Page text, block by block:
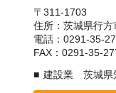
〒311-1703
住所：茨城県行方
電話：0291-35-
FAX：0291-35-
建設業 茨城県